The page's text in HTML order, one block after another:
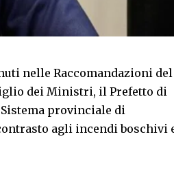
nelle Raccomandazioni del
dei Ministri, il Prefetto di
provinciale di
agli incendi boschivi